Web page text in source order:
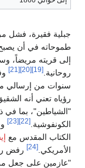
جبلية فقيرة، فشل
طموحاته في أن
إلى قريته مريضاً،
روحانية. [19]
[20]
[21]
سنوات من إرسالي
رؤياه تعني أنه
"الشياطين"، بما في
الكونفوشية. [22]
[23] وفي
الكتاب المقدس مع
الأمريكي. [24]
رفض
"عازمين على جعل